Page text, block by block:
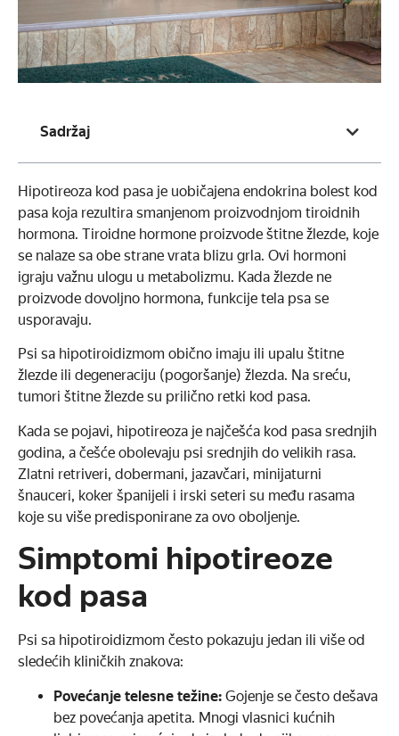
Sadržaj
Hipotireoza kod pasa je uobičajena endokrina bolest kod
pasa koja rezultira smanjenom proizvodnjom tiroidnih
hormona. Tiroidne hormone proizvode štitne žlezde, koje
se nalaze sa obe strane vrata blizu grla. Ovi hormoni
igraju važnu ulogu u metabolizmu. Kada žlezde ne
proizvode dovoljno hormona, funkcije tela psa se
usporavaju.
Psi sa hipotiroidizmom obično imaju ili upalu štitne
žlezde ili degeneraciju (pogoršanje) žlezda. Na sreću,
tumori štitne žlezde su prilično retki kod pasa.
Kada se pojavi, hipotireoza je najčešća kod pasa srednjih
godina, a češće obolevaju psi srednjih do velikih rasa.
Zlatni retriveri, dobermani, jazavčari, minijaturni
šnauceri, koker španijeli i irski seteri su među rasama
koje su više predisponirane za ovo oboljenje.
Simptomi hipotireoze
kod pasa
Psi sa hipotiroidizmom često pokazuju jedan ili više od
sledećih kliničkih znakova:
Povećanje telesne težine: Gojenje se često dešava
bez povećanja apetita. Mnogi vlasnici kućnih